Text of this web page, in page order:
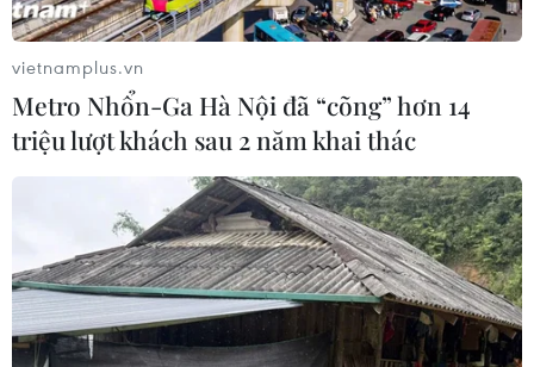
Sắc màu Nga - ASEAN
trên đường phố Kazan
Chiến dịch 500 ngày
đêm cho khát vọng cháy
bỏng đoàn tụ thân nhân
liệt sỹ
vietnamplus.vn
Metro Nhổn-Ga Hà Nội đã “cõng” hơn 14
triệu lượt khách sau 2 năm khai thác